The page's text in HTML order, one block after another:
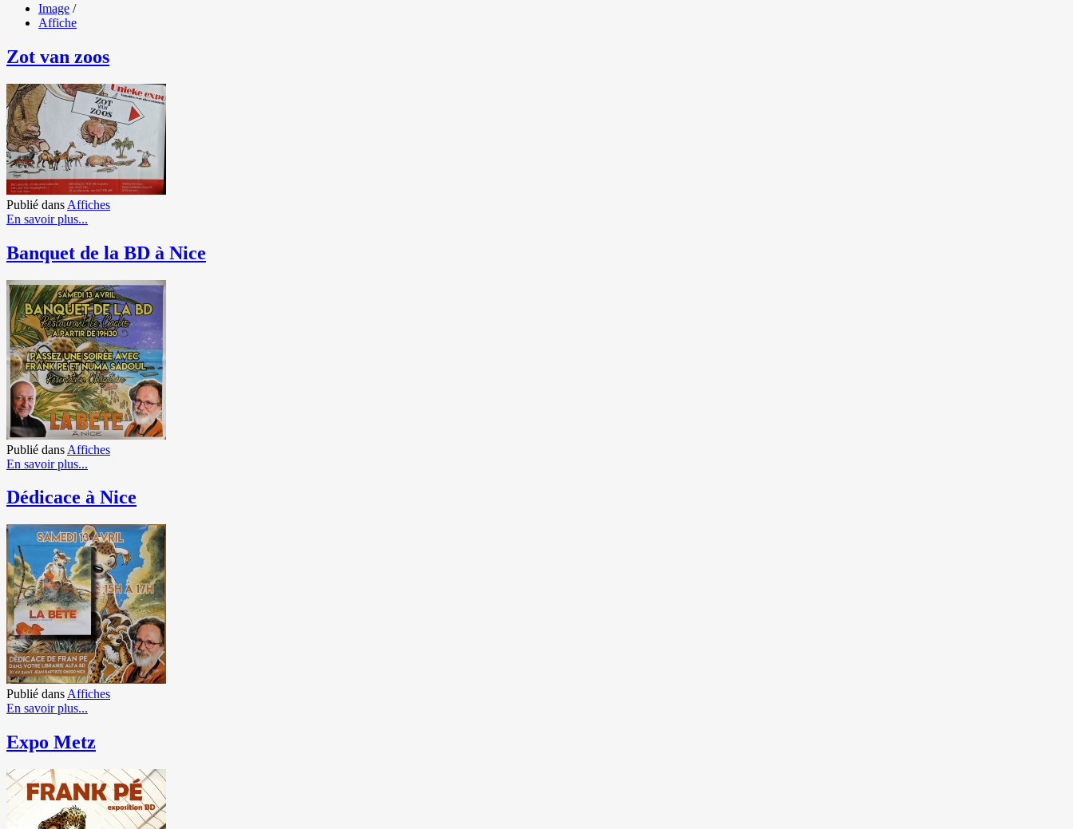
Image /
Affiche
Zot van zoos
Publié dans Affiches
En savoir plus...
Banquet de la BD à Nice
Publié dans Affiches
En savoir plus...
Dédicace à Nice
Publié dans Affiches
En savoir plus...
Expo Metz